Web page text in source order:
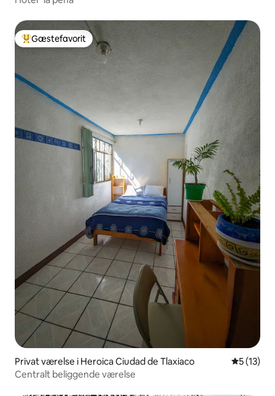
Bedste gæstefavorit
Gæstefavorit
Privat værelse i Heroica Ciudad de Tlaxiaco 5 ud af 5
5 (13)
Centralt beliggende værelse